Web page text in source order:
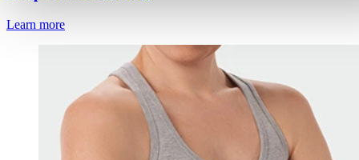
Learn more